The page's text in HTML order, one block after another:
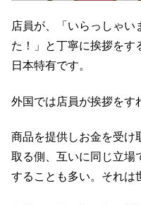
店員が、「いらっしゃい
た！」と丁寧に挨拶をす
日本特有です。
外国では店員が挨拶をす
商品を提供しお金を受け
取る側、互いに同じ立場
することも多い。それは